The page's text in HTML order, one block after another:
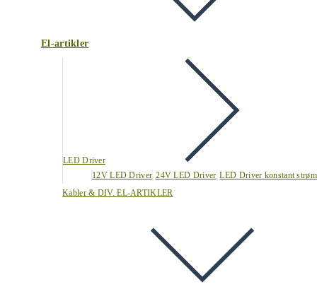
El-artikler
LED Driver
12V LED Driver 24V LED Driver LED Driver konstant strøm
Kabler & DIV. EL-ARTIKLER